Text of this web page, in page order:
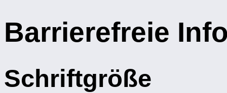
Barrierefreie
Schriftgröße